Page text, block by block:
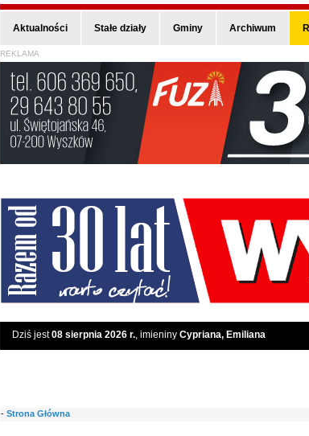
Aktualności Stałe działy Gminy Archiwum
REKLAMA
Dziś jest08 sierpnia 2026 r., imieniny Cypriana, Emiliana
- Strona Główna